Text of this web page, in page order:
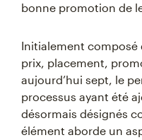
bonne promotion de
Initialement
prix, placement,
aujourd’hui sept, le
processus ayant été
désormais désignés
élément aborde un